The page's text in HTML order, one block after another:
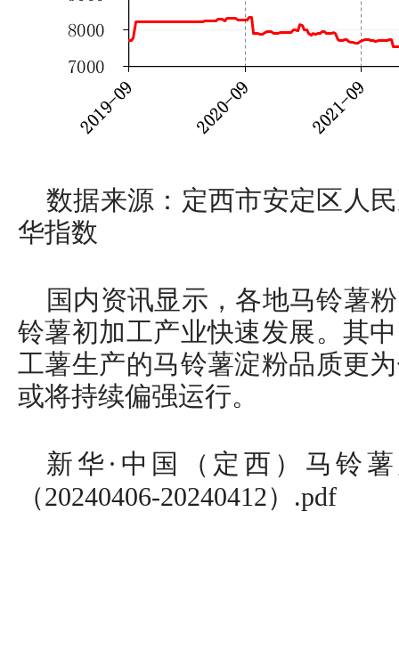
数据来源：定西市安定区人
华指数
国内资讯显示，各地马铃薯
铃薯初加工产业快速发展。其
工薯生产的马铃薯淀粉品质更
或将持续偏强运行。
新华·中国（定西）马铃
（20240406-20240412）.pdf